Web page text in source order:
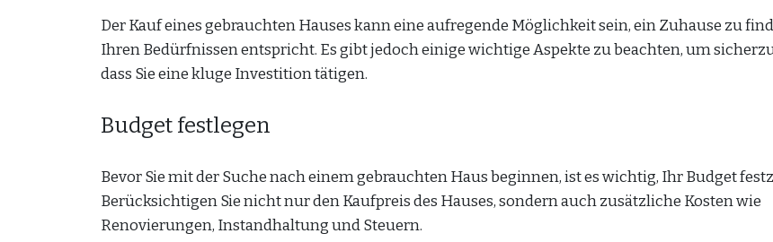
Der Kauf eines gebrauchten Hauses kann eine aufregende Möglichkeit sein, ein Zuhause zu
Ihren Bedürfnissen entspricht. Es gibt jedoch einige wichtige Aspekte zu beachten, um
dass Sie eine kluge Investition tätigen.
Budget festlegen
Bevor Sie mit der Suche nach einem gebrauchten Haus beginnen, ist es wichtig, Ihr Budget
Berücksichtigen Sie nicht nur den Kaufpreis des Hauses, sondern auch zusätzliche Kosten wie
Renovierungen, Instandhaltung und Steuern.